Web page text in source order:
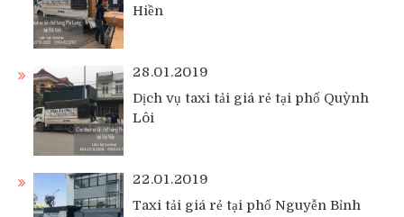
Hiền
28.01.2019
Dịch vụ taxi tải giá rẻ tại phố Quỳnh
Lôi
22.01.2019
Taxi tải giá rẻ tại phố Nguyễn Bỉnh